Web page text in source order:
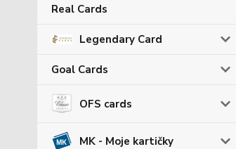
Real Cards
Legendary Card
Goal Cards
OFS cards
MK - Moje kartičky